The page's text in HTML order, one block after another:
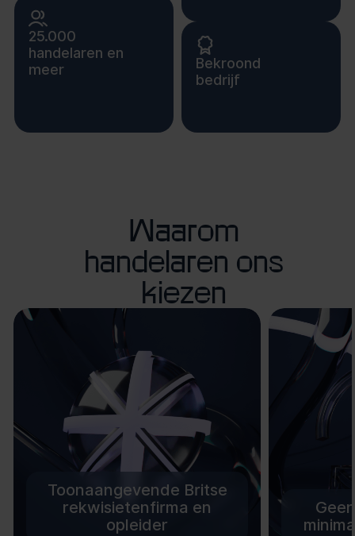
25.000
handelaren en
meer
Bekroond
bedrijf
Waarom
handelaren ons
kiezen
Toonaangevende Britse
rekwisietenfirma en
opleider